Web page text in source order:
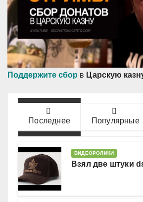
Поддержите сбор в Царскую
Последнее Популярные
ВИДЕОРОЛИКИ
Взял две штуки